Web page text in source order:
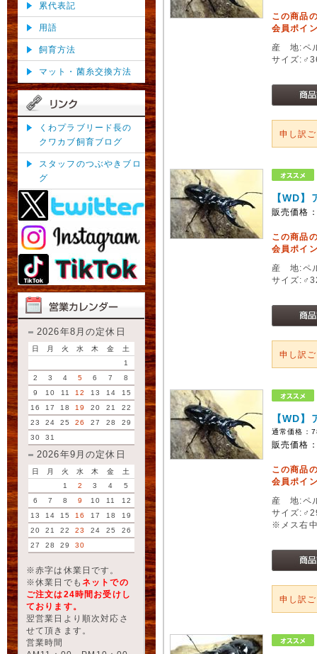
累代表記
用語
飼育方法
マット・菌糸交換方法
くわプラブリード長の
クワカブ飼育ブログ
スタッフのつぶやきブロ
グ
2026年8月の定休日
日 月 火 水 木 金
土
1
2
3 4 5 6 7
8
9
10 11 12 13 14
15
16
17 18 19 20 21
22
23
24 25 26 27 28
29
30
31
2026年9月の定休日
日 月 火 水 木 金
土
1
2 3 4
5
6
7 8 9 10 11
12
13
14 15 16 17 18
19
20
21 22 23 24 25
26
27
28 29 30
※赤字は休業日です。
※休業日でも ネットでの
ご注文は24時間お受けし
ております。
翌営業日より順次対応さ
せて頂きます。
営業時間
この商品
会員ポイ
産 地:ペ
サイズ
申し訳
【WD
販売価格
この商品
会員ポイ
産 地:ペ
サイズ
申し訳
【WD
通常価格：
販売価格
この商品
会員ポイ
産 地:ペ
サイズ
※メス右
申し訳